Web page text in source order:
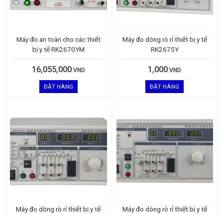
Máy đo an toàn cho các thiết
bị y tế RK2670YM
16,055,000 VND
ĐẶT HÀNG
Máy đo dòng rò rỉ thiết bị y tế
RK2675Y
1,000 VND
ĐẶT HÀNG
Máy đo dòng rò rỉ thiết bị y tế
Máy đo dòng rò rỉ thiết bị y tế